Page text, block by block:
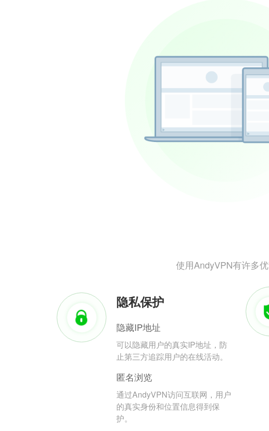
使用AndyVPN有许多
隐私保护
隐藏IP地址
可以隐藏用户的真实IP地址，防
止第三方追踪用户的在线活动。
匿名浏览
通过AndyVPN访问互联网，用户
的真实身份和位置信息得到保
护。